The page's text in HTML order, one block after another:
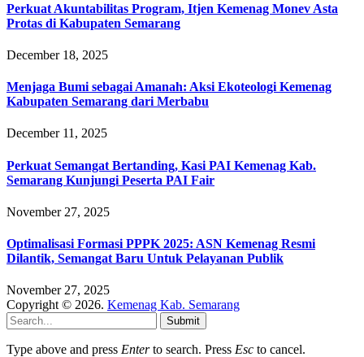
Perkuat Akuntabilitas Program, Itjen Kemenag Monev Asta
Protas di Kabupaten Semarang
December 18, 2025
Menjaga Bumi sebagai Amanah: Aksi Ekoteologi Kemenag
Kabupaten Semarang dari Merbabu
December 11, 2025
Perkuat Semangat Bertanding, Kasi PAI Kemenag Kab.
Semarang Kunjungi Peserta PAI Fair
November 27, 2025
Optimalisasi Formasi PPPK 2025: ASN Kemenag Resmi
Dilantik, Semangat Baru Untuk Pelayanan Publik
November 27, 2025
Copyright © 2026. Kemenag Kab. Semarang
Submit
Type above and press Enterto search. Press Esc to cancel.